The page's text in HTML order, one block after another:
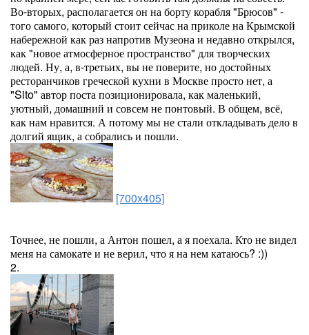
Во-вторых, располагается он на борту корабля "Брюсов" -
того самого, который стоит сейчас на приколе на Крымской
набережной как раз напротив Музеона и недавно открылся,
как "новое атмосферное пространство" для творческих
людей. Ну, а, в-третьих, вы не поверите, но достойных
ресторанчиков греческой кухни в Москве просто нет, а
"Sito" автор поста позиционировала, как маленький,
уютный, домашний и совсем не понтовый. В общем, всё,
как нам нравится. А потому мы не стали откладывать дело в
долгий ящик, а собрались и пошли.
[700x405]
Точнее, не пошли, а Антон пошел, а я поехала. Кто не видел
меня на самокате и не верил, что я на нем катаюсь? :))
2.